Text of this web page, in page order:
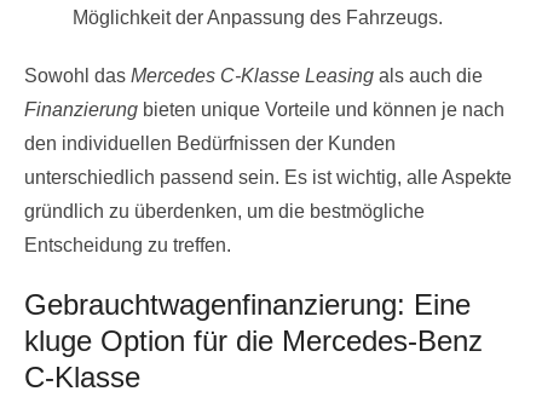
Möglichkeit der Anpassung des Fahrzeugs.
Sowohl das Mercedes C-Klasse Leasing als auch die
Finanzierung bieten unique Vorteile und können je nach
den individuellen Bedürfnissen der Kunden
unterschiedlich passend sein. Es ist wichtig, alle Aspekte
gründlich zu überdenken, um die bestmögliche
Entscheidung zu treffen.
Gebrauchtwagenfinanzierung: Eine
kluge Option für die Mercedes-Benz
C-Klasse